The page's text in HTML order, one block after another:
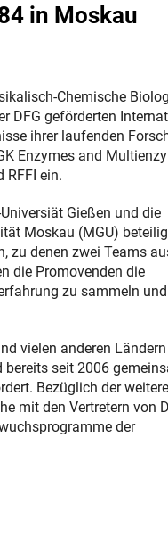
in Moskau
Chemische
DFG geförderten
ihrer laufenden
Enzymes and
RFFI ein.
Gießen und die
Moskau (MGU)
zu denen zwei Teams
die Promovenden die
zu sammeln
vielen anderen Ländern
bereits seit 2006
Bezüglich der
mit den Vertretern von
der